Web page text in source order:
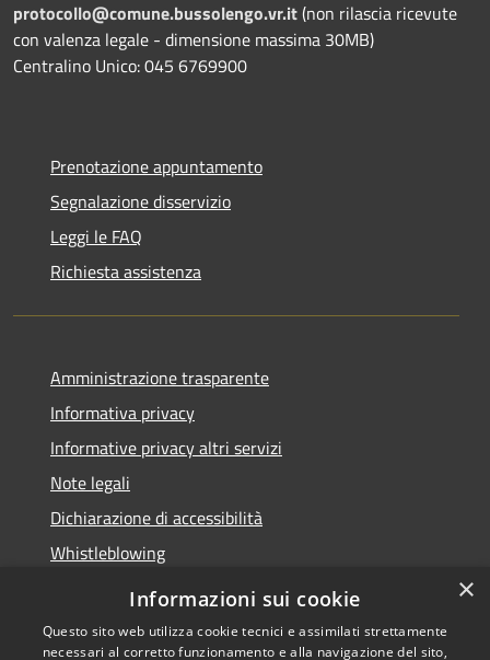
protocollo@comune.bussolengo.vr.it(non rilascia ricevute
con valenza legale - dimensione massima 30MB)
Centralino Unico: 045 6769900
Prenotazione appuntamento
Segnalazione disservizio
Leggi le FAQ
Richiesta assistenza
Amministrazione trasparente
Informativa privacy
Informative privacy altri servizi
Note legali
Dichiarazione di accessibilità
Whistleblowing
×
Informazioni sui cookie
Questo sito web utilizza cookie tecnici e assimilati strettamente
necessari al corretto funzionamento e alla navigazione del sito,